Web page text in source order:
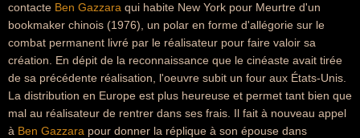
contacte Ben Gazzara qui habite New York pour Meurtre d'un
bookmaker chinois (1976), un polar en forme d'allégorie sur le
combat permanent livré par le réalisateur pour faire valoir sa
création. En dépit de la reconnaissance que le cinéaste avait tirée
de sa précédente réalisation, l'oeuvre subit un four aux États-Unis.
La distribution en Europe est plus heureuse et permet tant bien que
mal au réalisateur de rentrer dans ses frais. Il fait à nouveau appel
à Ben Gazzara pour donner la réplique à son épouse dans